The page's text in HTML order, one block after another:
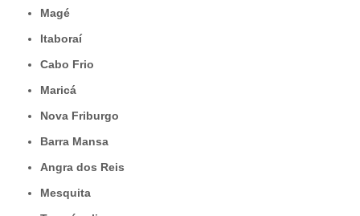
Magé
Itaboraí
Cabo Frio
Maricá
Nova Friburgo
Barra Mansa
Angra dos Reis
Mesquita